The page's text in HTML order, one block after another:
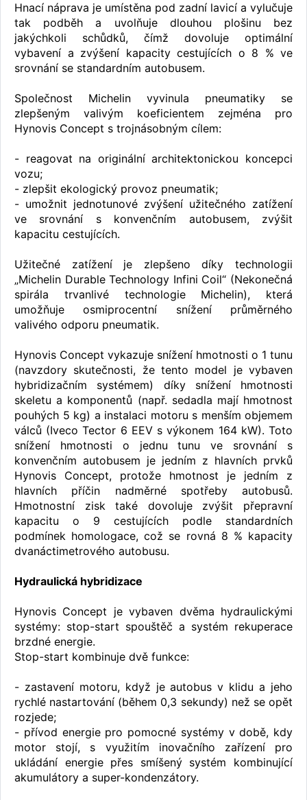
Hnací náprava je umístěna pod zadní lavicí a vylučuje
tak podběh a uvolňuje dlouhou plošinu bez
jakýchkoli schůdků, čímž dovoluje optimální
vybavení a zvýšení kapacity cestujících o 8 % ve
srovnání se standardním autobusem.
Společnost Michelin vyvinula pneumatiky se
zlepšeným valivým koeficientem zejména pro
Hynovis Concept s trojnásobným cílem:
- reagovat na originální architektonickou koncepci
vozu;
- zlepšit ekologický provoz pneumatik;
- umožnit jednotunové zvýšení užitečného zatížení
ve srovnání s konvenčním autobusem, zvýšit
kapacitu cestujících.
Užitečné zatížení je zlepšeno díky technologii
„Michelin Durable Technology Infini Coil“ (Nekonečná
spirála trvanlivé technologie Michelin), která
umožňuje osmiprocentní snížení průměrného
valivého odporu pneumatik.
Hynovis Concept vykazuje snížení hmotnosti o 1 tunu
(navzdory skutečnosti, že tento model je vybaven
hybridizačním systémem) díky snížení hmotnosti
skeletu a komponentů (např. sedadla mají hmotnost
pouhých 5 kg) a instalaci motoru s menším objemem
válců (Iveco Tector 6 EEV s výkonem 164 kW). Toto
snížení hmotnosti o jednu tunu ve srovnání s
konvenčním autobusem je jedním z hlavních prvků
Hynovis Concept, protože hmotnost je jedním z
hlavních příčin nadměrné spotřeby autobusů.
Hmotnostní zisk také dovoluje zvýšit přepravní
kapacitu o 9 cestujících podle standardních
podmínek homologace, což se rovná 8 % kapacity
dvanáctimetrového autobusu.
Hydraulická hybridizace
Hynovis Concept je vybaven dvěma hydraulickými
systémy: stop-start spouštěč a systém rekuperace
brzdné energie.
Stop-start kombinuje dvě funkce:
- zastavení motoru, když je autobus v klidu a jeho
rychlé nastartování (během 0,3 sekundy) než se opět
rozjede;
- přívod energie pro pomocné systémy v době, kdy
motor stojí, s využitím inovačního zařízení pro
ukládání energie přes smíšený systém kombinující
akumulátory a super-kondenzátory.